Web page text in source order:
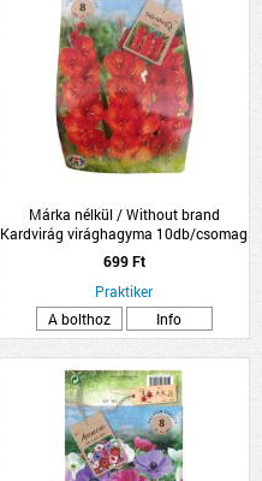
Márka nélkül / Without brand
Kardvirág virághagyma 10db/csomag
piros
699 Ft
Praktiker
A bolthoz
Info